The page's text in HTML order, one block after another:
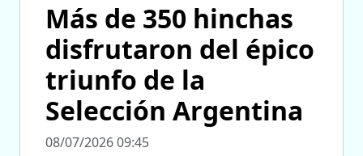
Más de 350 hinchas
disfrutaron del épico
triunfo de la
Selección Argentina
08/07/2026 09:45